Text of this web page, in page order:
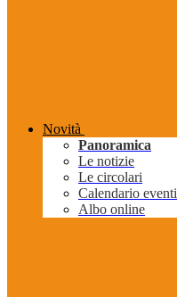
Novità
Panoramica
Le notizie
Le circolari
Calendario eventi
Albo online